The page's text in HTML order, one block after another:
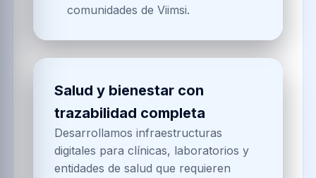
comunidades de Viimsi.
Salud y bienestar con
trazabilidad completa
Desarrollamos infraestructuras
digitales para clínicas, laboratorios y
entidades de salud que requieren